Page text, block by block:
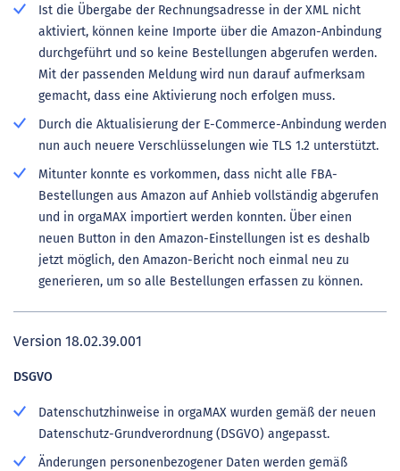
Ist die Übergabe der Rechnungsadresse in der XML nicht
aktiviert, können keine Importe über die Amazon-Anbindung
durchgeführt und so keine Bestellungen abgerufen werden.
Mit der passenden Meldung wird nun darauf aufmerksam
gemacht, dass eine Aktivierung noch erfolgen muss.
Durch die Aktualisierung der E-Commerce-Anbindung werden
nun auch neuere Verschlüsselungen wie TLS 1.2 unterstützt.
Mitunter konnte es vorkommen, dass nicht alle FBA-
Bestellungen aus Amazon auf Anhieb vollständig abgerufen
und in orgaMAX importiert werden konnten. Über einen
neuen Button in den Amazon-Einstellungen ist es deshalb
jetzt möglich, den Amazon-Bericht noch einmal neu zu
generieren, um so alle Bestellungen erfassen zu können.
Version 18.02.39.001
DSGVO
Datenschutzhinweise in orgaMAX wurden gemäß der neuen
Datenschutz-Grundverordnung (DSGVO) angepasst.
Änderungen personenbezogener Daten werden gemäß